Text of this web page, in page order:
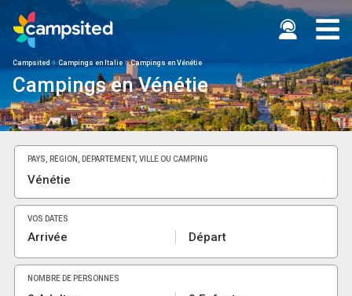
Campsited Campings en Italie Campings en Vénétie
Campings en Vénétie
PAYS, RÉGION, DÉPARTEMENT, VILLE OU CAMPING
VOS DATES
Arrivée Départ
NOMBRE DE PERSONNES